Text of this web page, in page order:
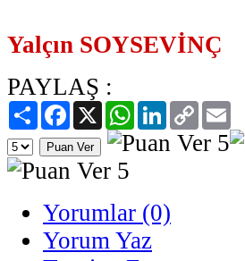
Yalçın SOYSEVİNÇ
PAYLAŞ :
PaylaşFacebook
X WhatsAppLinkedIn
Copy
Link
Yorumlar (0)
Yorum Yaz